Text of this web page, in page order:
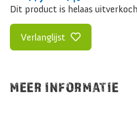
Dit product is helaas
Verlanglijst
MEER INFORMATIE